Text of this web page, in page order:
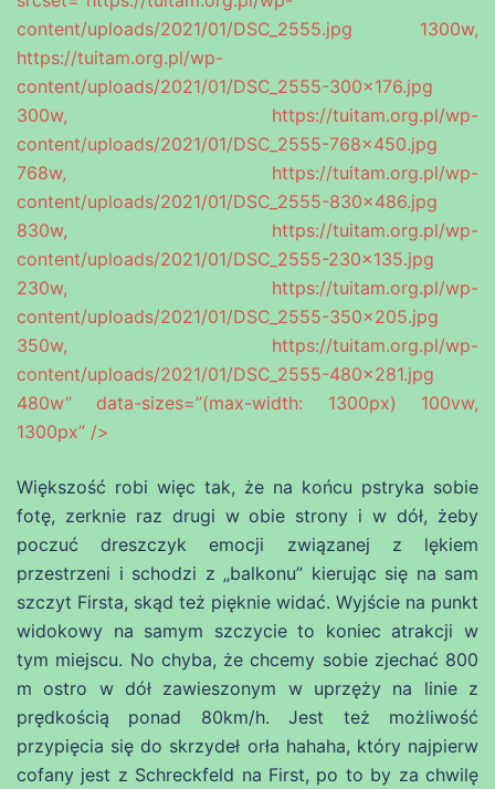
content/uploads/2021/01/DSC_2555.jpg 1300w,
https://tuitam.org.pl/wp-
content/uploads/2021/01/DSC_2555-300×176.jpg
300w, https://tuitam.org.pl/wp-
content/uploads/2021/01/DSC_2555-768×450.jpg
768w, https://tuitam.org.pl/wp-
content/uploads/2021/01/DSC_2555-830×486.jpg
830w, https://tuitam.org.pl/wp-
content/uploads/2021/01/DSC_2555-230×135.jpg
230w, https://tuitam.org.pl/wp-
content/uploads/2021/01/DSC_2555-350×205.jpg
350w, https://tuitam.org.pl/wp-
content/uploads/2021/01/DSC_2555-480×281.jpg
480w” data-sizes=”(max-width: 1300px) 100vw,
1300px” />
Większość robi więc tak, że na końcu pstryka sobie
fotę, zerknie raz drugi w obie strony i w dół, żeby
poczuć dreszczyk emocji związanej z lękiem
przestrzeni i schodzi z „balkonu” kierując się na sam
szczyt Firsta, skąd też pięknie widać. Wyjście na punkt
widokowy na samym szczycie to koniec atrakcji w
tym miejscu. No chyba, że chcemy sobie zjechać 800
m ostro w dół zawieszonym w uprzęży na linie z
prędkością ponad 80km/h. Jest też możliwość
przypięcia się do skrzydeł orła hahaha, który najpierw
cofany jest z Schreckfeld na First, po to by za chwilę